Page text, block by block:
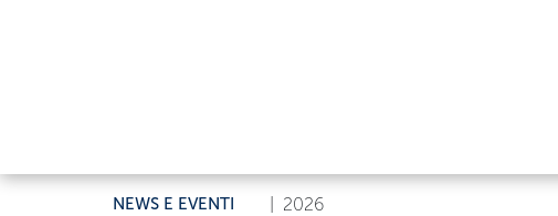
NEWS E EVENTI 2026